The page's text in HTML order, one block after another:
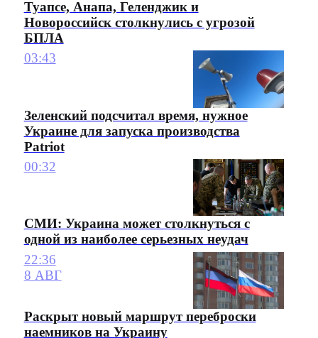
Туапсе, Анапа, Геленджик и
Новороссийск столкнулись с угрозой
БПЛА
03:43
Зеленский подсчитал время, нужное
Украине для запуска производства
Patriot
00:32
СМИ: Украина может столкнуться с
одной из наиболее серьезных неудач
22:36
8 АВГ
Раскрыт новый маршрут переброски
наемников на Украину